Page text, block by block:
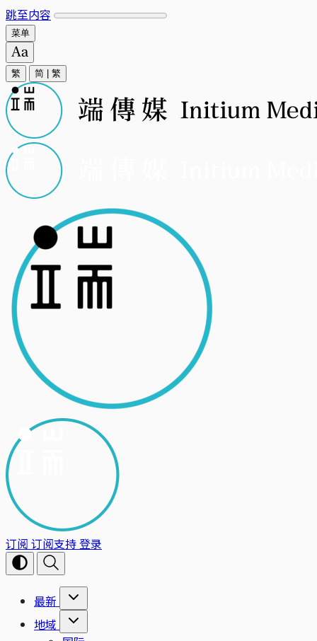
跳至内容
菜单
繁 简 繁
订阅 订阅支持登录
最新
地域